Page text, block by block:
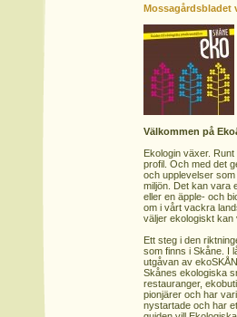
Mossagårdsbladet
Välkommen på
Ekologin växer.
profil. Och med det
och upplevelser
miljön. Det kan vara
eller en äpple- och
om i vårt vackra
väljer ekologiskt kan
Ett steg i den
som finns i Skåne. I
utgåvan av
Skånes ekologiska
restauranger,
pionjärer och har
nystartade och har